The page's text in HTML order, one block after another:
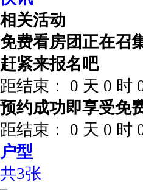
相关活动
免费看房团正在召
赶紧来报名吧
距结束：
0 天 0 时
预约成功即享受免
距结束：
0 天 0 时
户型
共3张